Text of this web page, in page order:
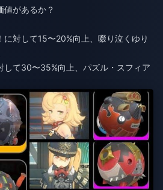
値があるか？
に対して15〜20%向上、啜り泣くゆり
して30〜35%向上、パズル・スフィア